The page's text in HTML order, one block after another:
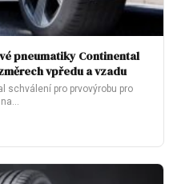
pneumatiky Continental
vpředu a vzadu
schválení pro prvovýrobu pro